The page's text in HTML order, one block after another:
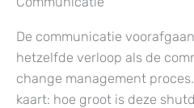
De communicatie
hetzelfde verloop als de
change management
kaart: hoe groot is deze